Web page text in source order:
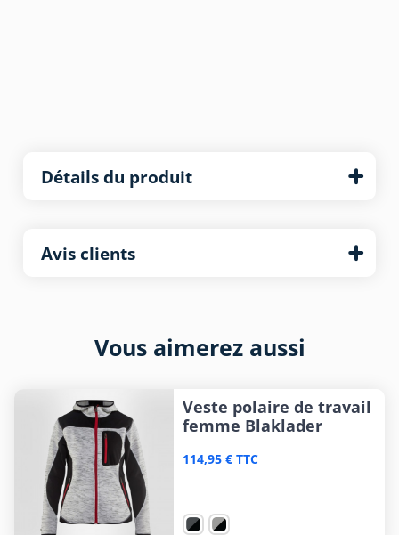
Détails du produit
Avis clients
Vous aimerez aussi
Veste polaire de travail
femme Blaklader
114,95 € TTC